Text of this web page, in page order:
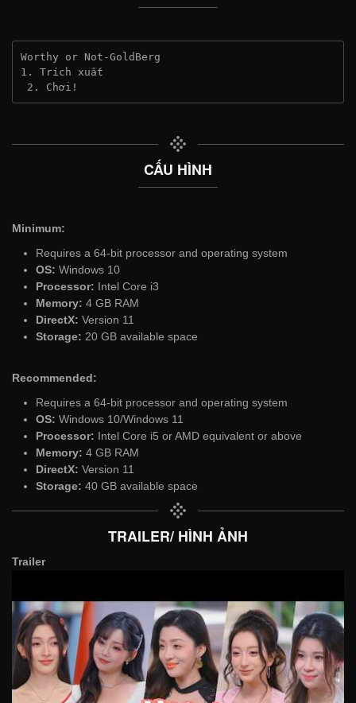
Worthy or Not-GoldBerg
1. Trích xuất
2. Chơi!
CẤU HÌNH
Minimum:
Requires a 64-bit processor and operating system
OS: Windows 10
Processor: Intel Core i3
Memory: 4 GB RAM
DirectX: Version 11
Storage: 20 GB available space
Recommended:
Requires a 64-bit processor and operating system
OS: Windows 10/Windows 11
Processor: Intel Core i5 or AMD equivalent or above
Memory: 4 GB RAM
DirectX: Version 11
Storage: 40 GB available space
TRAILER/ HÌNH ẢNH
Trailer